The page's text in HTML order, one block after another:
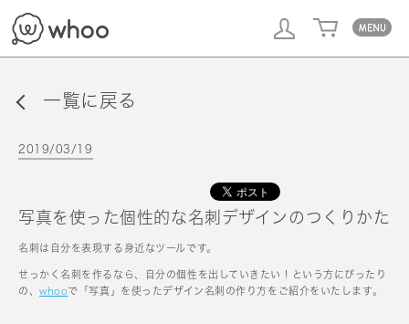
一覧に戻る
2019/03/19
写真を使った個性的な名刺デザインのつくりかた
名刺は自分を表現する身近なツールです。
せっかく名刺を作るなら、自分の個性を出していきたい！という方にぴったり
の、whooで「写真」を使ったデザイン名刺の作り方をご紹介をいたします。